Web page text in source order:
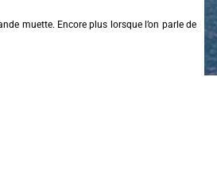
muette. Encore plus lorsque l’on parle de